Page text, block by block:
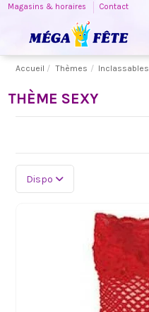
Magasins & horaires Contact
Accueil Thèmes Inclassables
THÈME SEXY
Dispo